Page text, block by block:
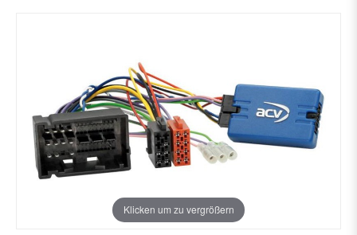
Keine Suchergebnisse gefunden.
Kategorien
Keine Suchergebnisse gefunden.
Klicken um zu vergrößern